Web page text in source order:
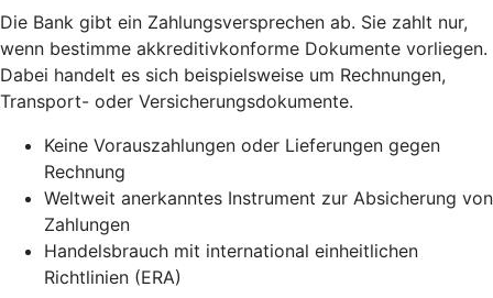
Die Bank gibt ein Zahlungsversprechen ab. Sie zahlt nur,
wenn bestimme akkreditivkonforme Dokumente vorliegen.
Dabei handelt es sich beispielsweise um Rechnungen,
Transport- oder Versicherungsdokumente.
Keine Vorauszahlungen oder Lieferungen gegen
Rechnung
Weltweit anerkanntes Instrument zur Absicherung von
Zahlungen
Handelsbrauch mit international einheitlichen
Richtlinien (ERA)